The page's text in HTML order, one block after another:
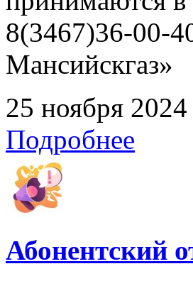
8(3467)36-00-
Мансийскгаз»
25 ноября 2024
Подробнее
Абонентский